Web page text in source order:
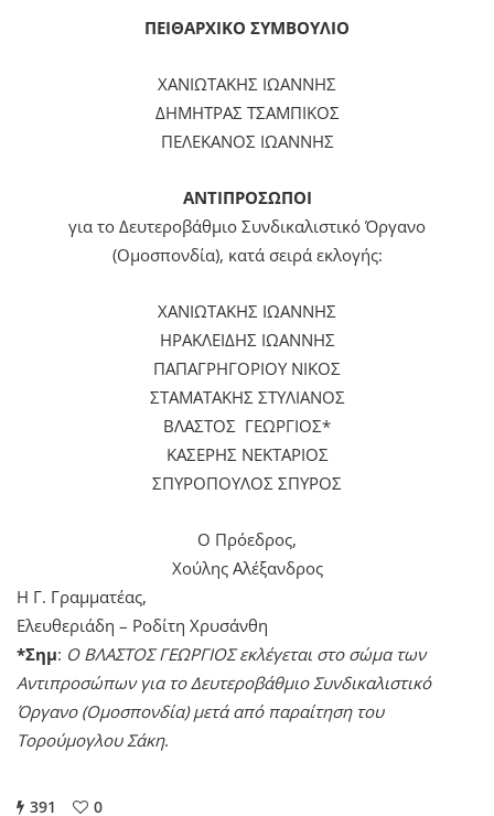
ΠΕΙΘΑΡΧΙΚΟ ΣΥΜΒΟΥΛΙΟ
ΧΑΝΙΩΤΑΚΗΣ ΙΩΑΝΝΗΣ
ΔΗΜΗΤΡΑΣ ΤΣΑΜΠΙΚΟΣ
ΠΕΛΕΚΑΝΟΣ ΙΩΑΝΝΗΣ
ΑΝΤΙΠΡΟΣΩΠΟΙ
για το Δευτεροβάθμιο Συνδικαλιστικό Όργανο
(Ομοσπονδία), κατά σειρά εκλογής:
ΧΑΝΙΩΤΑΚΗΣ ΙΩΑΝΝΗΣ
ΗΡΑΚΛΕΙΔΗΣ ΙΩΑΝΝΗΣ
ΠΑΠΑΓΡΗΓΟΡΙΟΥ ΝΙΚΟΣ
ΣΤΑΜΑΤΑΚΗΣ ΣΤΥΛΙΑΝΟΣ
ΒΛΑΣΤΟΣ ΓΕΩΡΓΙΟΣ*
ΚΑΣΕΡΗΣ ΝΕΚΤΑΡΙΟΣ
ΣΠΥΡΟΠΟΥΛΟΣ ΣΠΥΡΟΣ
Ο Πρόεδρος,
Χούλης Αλέξανδρος
Η Γ. Γραμματέας,
Ελευθεριάδη – Ροδίτη Χρυσάνθη
*Σημ: Ο ΒΛΑΣΤΟΣ ΓΕΩΡΓΙΟΣ εκλέγεται στο σώμα των
Αντιπροσώπων για το Δευτεροβάθμιο Συνδικαλιστικό
Όργανο (Ομοσπονδία) μετά από παραίτηση του
Τορούμογλου Σάκη.
391 0